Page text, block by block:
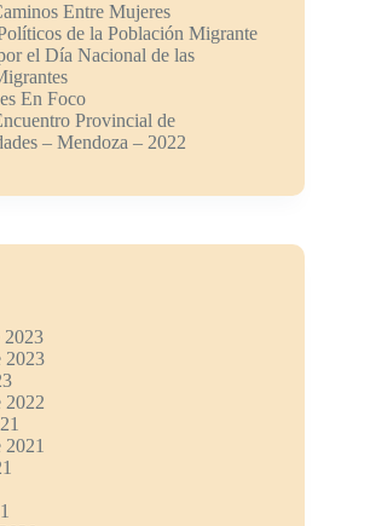
Entre Mujeres
de la Población Migrante
el Día Nacional de las
En Foco
Provincial de
– Mendoza – 2022
2023
2023
2022
2021